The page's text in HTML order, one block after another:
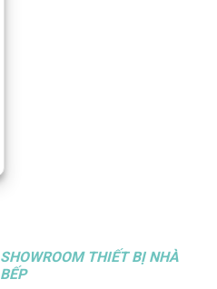
SHOWROOM THIẾT BỊ NHÀ
BẾP